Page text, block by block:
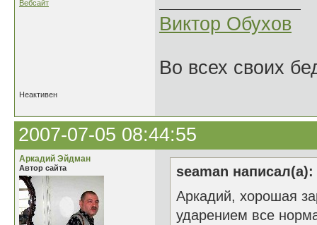
Вебсайт
Виктор Обухов
Во всех своих
Неактивен
2007-07-05 08:44:55
Аркадий Эйдман
Автор сайта
seaman написал(а):
Аркадий, хорошая
ударением все